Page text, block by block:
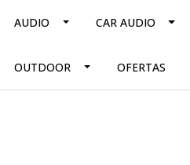
AUDIO CAR AUDIO
OUTDOOR OFERTAS